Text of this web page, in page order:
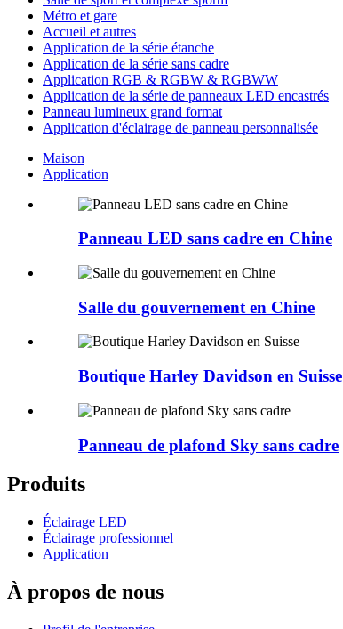
Métro et gare
Accueil et autres
Application de la série étanche
Application de la série sans cadre
Application RGB & RGBW & RGBWW
Application de la série de panneaux LED encastrés
Panneau lumineux grand format
Application d'éclairage de panneau personnalisée
Maison
Application
Panneau LED sans cadre en Chine
Salle du gouvernement en Chine
Boutique Harley Davidson en Suisse
Panneau de plafond Sky sans cadre
Produits
Éclairage LED
Éclairage professionnel
Application
À propos de nous